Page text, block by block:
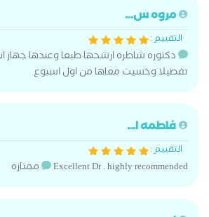
مروه س...
التقييم :
دكتوره شاطره ارشحها طبعا وعندها جهاز
تفصيلا وخسيت معاها من اول اسبوع
فاطمه ا...
التقييم :
Excellent Dr . highly recommended ممتازه